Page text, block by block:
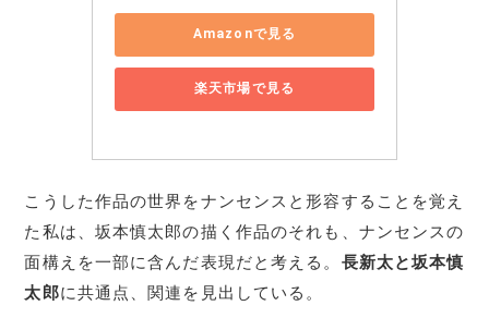
Amazonで見る
楽天市場で見る
こうした作品の世界をナンセンスと形容することを覚え
た私は、坂本慎太郎の描く作品のそれも、ナンセンスの
面構えを一部に含んだ表現だと考える。 長新太と坂本慎
太郎に共通点、関連を見出している。